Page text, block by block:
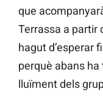
que
Terrassa a partir
hagut d’esperar
perquè abans
lluïment dels